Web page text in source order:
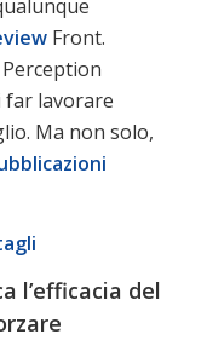
Front.
Perception
far lavorare
Ma non solo,
l’efficacia del